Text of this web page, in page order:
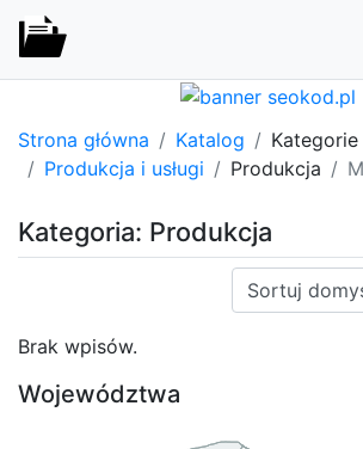
Strona główna Katalog
Kategorie
Produkcja i usługi
Produkcja
Kategoria: Produkcja
Sortuj:
Brak wpisów.
Województwa